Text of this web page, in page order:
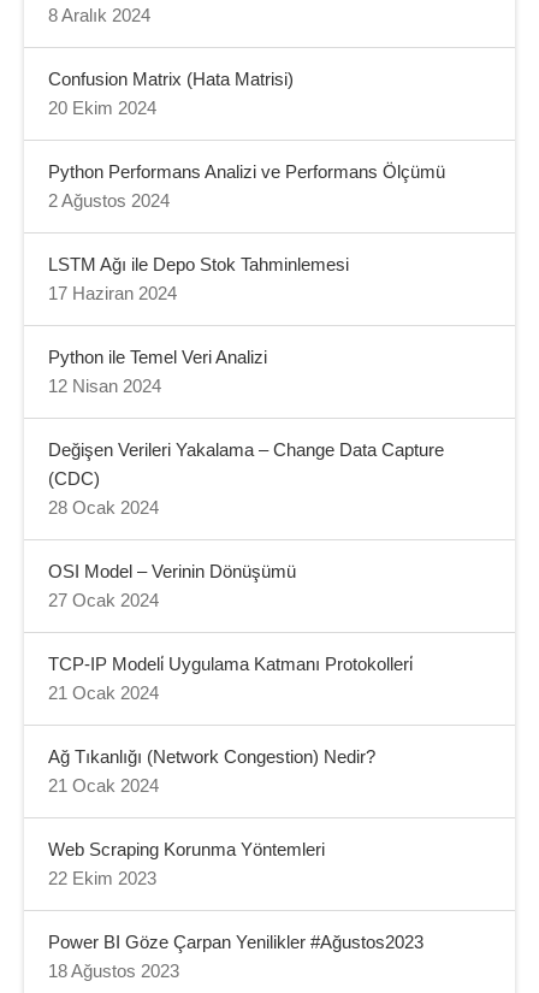
8 Aralık 2024
Confusion Matrix (Hata Matrisi)
20 Ekim 2024
Python Performans Analizi ve Performans Ölçümü
2 Ağustos 2024
LSTM Ağı ile Depo Stok Tahminlemesi
17 Haziran 2024
Python ile Temel Veri Analizi
12 Nisan 2024
Değişen Verileri Yakalama – Change Data Capture
(CDC)
28 Ocak 2024
OSI Model – Verinin Dönüşümü
27 Ocak 2024
TCP-IP Modeli̇ Uygulama Katmanı Protokolleri̇
21 Ocak 2024
Ağ Tıkanlığı (Network Congestion) Nedir?
21 Ocak 2024
Web Scraping Korunma Yöntemleri
22 Ekim 2023
Power BI Göze Çarpan Yenilikler #Ağustos2023
18 Ağustos 2023